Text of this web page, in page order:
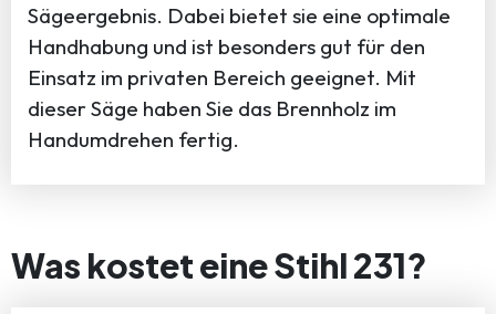
Sägeergebnis. Dabei bietet sie eine optimale
Handhabung und ist besonders gut für den
Einsatz im privaten Bereich geeignet. Mit
dieser Säge haben Sie das Brennholz im
Handumdrehen fertig.
Was kostet eine Stihl 231?